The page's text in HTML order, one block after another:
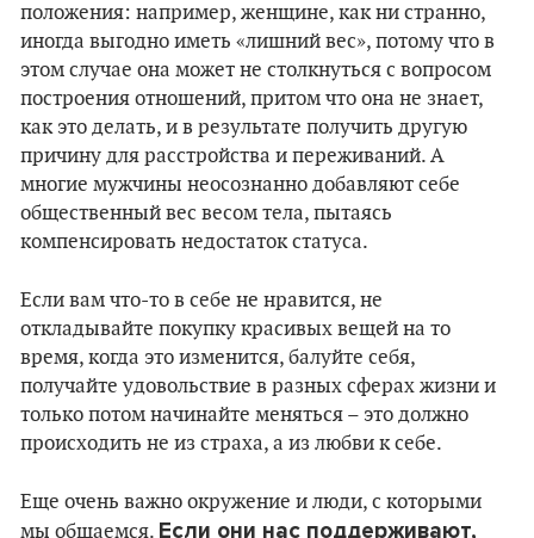
положения: например, женщине, как ни странно,
иногда выгодно иметь «лишний вес», потому что в
этом случае она может не столкнуться с вопросом
построения отношений, притом что она не знает,
как это делать, и в результате получить другую
причину для расстройства и переживаний. А
многие мужчины неосознанно добавляют себе
общественный вес весом тела, пытаясь
компенсировать недостаток статуса.
Если вам что-то в себе не нравится, не
откладывайте покупку красивых вещей на то
время, когда это изменится, балуйте себя,
получайте удовольствие в разных сферах жизни и
только потом начинайте меняться – это должно
происходить не из страха, а из любви к себе.
Еще очень важно окружение и люди, с которыми
мы общаемся. Если они нас поддерживают,